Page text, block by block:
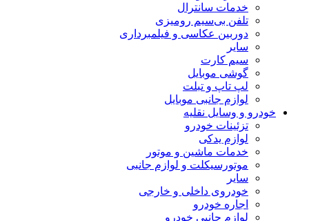
خدمات سانترال
تلفن بی‌سیم رومیزی
دوربین عکاسی و فیلمبرداری
سایر
سیم کارت
گوشی موبایل
لپ تاپ و تبلت
لوازم جانبی موبایل
خودرو و وسایل نقلیه
تزئینات خودرو
لوازم یدکی
خدمات ماشین و موتور
موتورسیکلت و لوازم جانبی
سایر
خودروی داخلی و خارجی
اجاره خودرو
لوازم جانبی خودرو